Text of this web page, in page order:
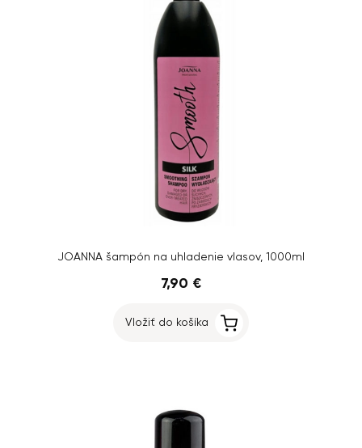
JOANNA šampón na uhladenie vlasov, 1000ml
7,90 €
Vložiť do košíka